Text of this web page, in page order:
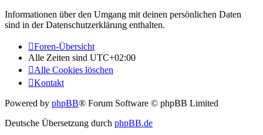
Informationen über den Umgang mit deinen persönlichen Daten
sind in der Datenschutzerklärung enthalten.
Foren-Übersicht
Alle Zeiten sind UTC+02:00
Alle Cookies löschen
Kontakt
Powered by phpBB® Forum Software © phpBB Limited
Deutsche Übersetzung durch phpBB.de